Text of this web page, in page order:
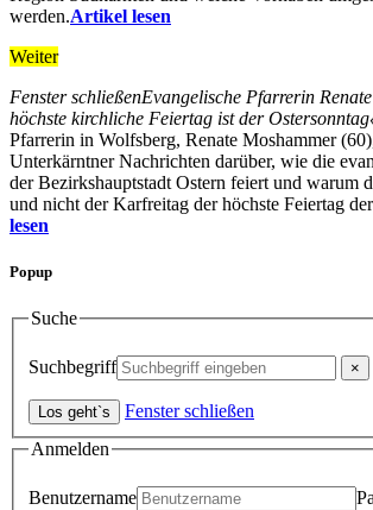
werden.Artikel lesen
Weiter
Fenster schließenEvangelische Pfarrerin
höchste kirchliche Feiertag ist der
Pfarrerin in Wolfsberg, Renate Moshammer
Unterkärntner Nachrichten darüber, wie die
der Bezirkshauptstadt Ostern feiert und warum
und nicht der Karfreitag der höchste Feiertag
lesen
Popup
Suche
Suchbegriff
Fenster schließen
Anmelden
Benutzername